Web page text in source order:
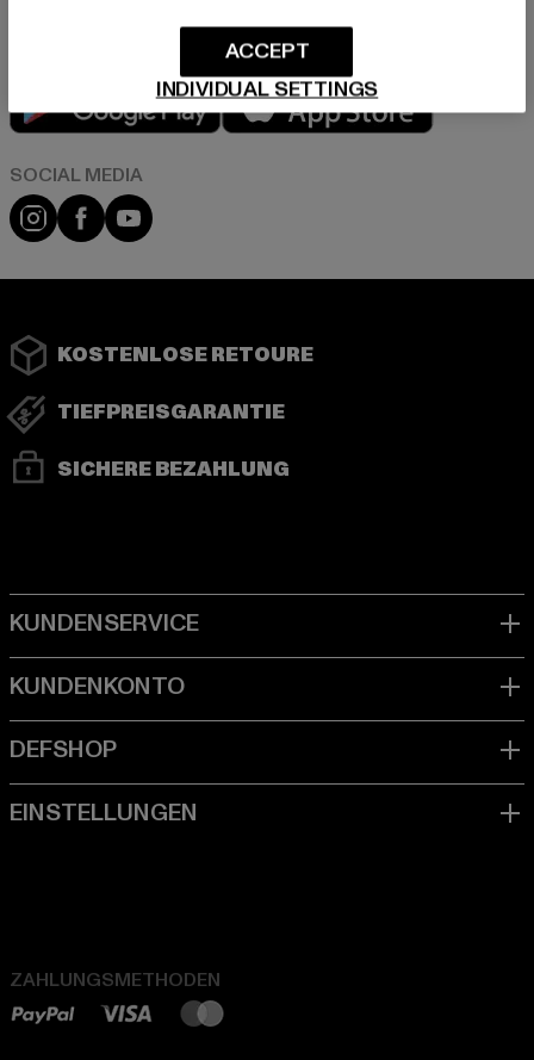
Play market
Instagram
FacebookYouTube
KOSTENLOSE RETOURE
TIEFPREISGARANTIE
SICHERE BEZAHLUNG
ZAHLUNGSMETHODEN
INDIVIDUAL SETTINGS
ACCEPT